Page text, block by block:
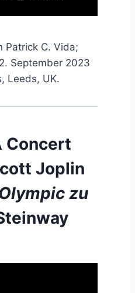
Patrick C. Vida;
September 2023
Leeds, UK.
Concert
Joplin
zu